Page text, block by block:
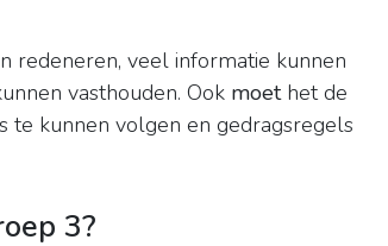
redeneren, veel informatie kunnen
vasthouden. Ook moethet de
te kunnen volgen en gedragsregels
3?